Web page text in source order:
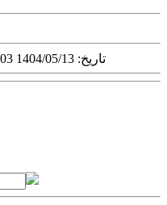
تاریخ: 1404/05/13 01:03 ب.ظ |